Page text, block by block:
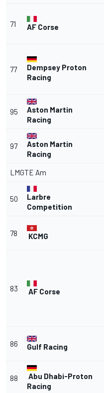
71 AF Corse
77
Dempsey Proton
Racing
95
Aston Martin
Racing
97
Aston Martin
Racing
LMGTE Am
50
Larbre
Competition
78 KCMG
83 AF Corse
86 Gulf Racing
88
Abu Dhabi-Proton
Racing